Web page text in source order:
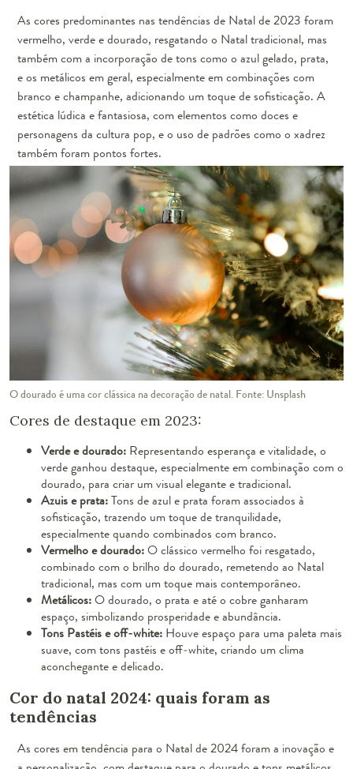
As cores predominantes nas tendências de Natal de 2023 foram
vermelho, verde e dourado, resgatando o Natal tradicional, mas
também com a incorporação de tons como o azul gelado, prata,
e os metálicos em geral, especialmente em combinações com
branco e champanhe, adicionando um toque de sofisticação. A
estética lúdica e fantasiosa, com elementos como doces e
personagens da cultura pop, e o uso de padrões como o xadrez
também foram pontos fortes.
O dourado é uma cor clássica na decoração de natal. Fonte: Unsplash
Cores de destaque em 2023:
Verde e dourado: Representando esperança e vitalidade, o
verde ganhou destaque, especialmente em combinação com o
dourado, para criar um visual elegante e tradicional.
Azuis e prata:Tons de azul e prata foram associados à
sofisticação, trazendo um toque de tranquilidade,
especialmente quando combinados com branco.
Vermelho e dourado:O clássico vermelho foi resgatado,
combinado com o brilho do dourado, remetendo ao Natal
tradicional, mas com um toque mais contemporâneo.
Metálicos:O dourado, o prata e até o cobre ganharam
espaço, simbolizando prosperidade e abundância.
Tons Pastéis e off-white: Houve espaço para uma paleta mais
suave, com tons pastéis e off-white, criando um clima
aconchegante e delicado.
Cor do natal 2024: quais foram as
tendências
As cores em tendência para o Natal de 2024 foram a inovação e